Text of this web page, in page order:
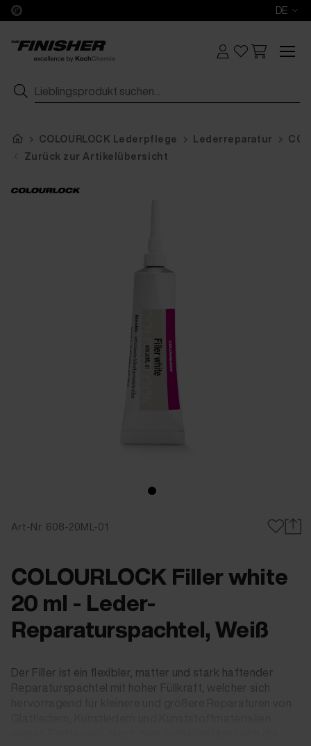
DE
COLOURLOCK Lederpflege Lederreparatur
Zurück zur Artikelübersicht
Art-Nr. 608-20ML-01
COLOURLOCK Filler white
20 ml - Leder-
Reparaturspachtel, Weiß
Der Filler ist ein flexibler, matter und stark haftender
Reparaturspachtel mit hoher Füllkraft, welcher sich